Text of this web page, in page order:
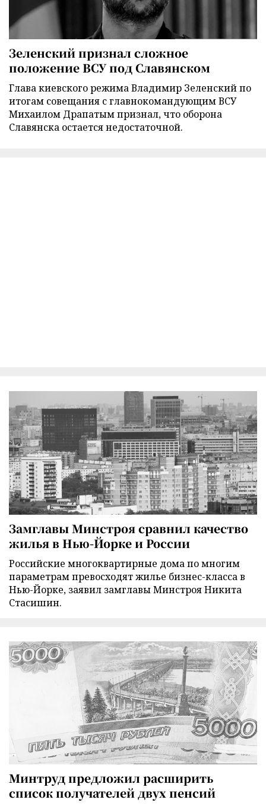
Зеленский признал сложное
положение ВСУ под Славянском
Глава киевского режима Владимир Зеленский по
итогам совещания с главнокомандующим ВСУ
Михаилом Драпатым признал, что оборона
Славянска остается недостаточной.
Замглавы Минстроя сравнил качество
жилья в Нью-Йорке и России
Российские многоквартирные дома по многим
параметрам превосходят жилье бизнес-класса в
Нью-Йорке, заявил замглавы Минстроя Никита
Стасишин.
Минтруд предложил расширить
список получателей двух пенсий